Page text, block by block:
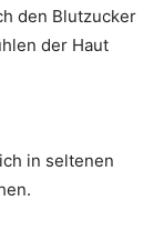
den Blutzucker
der Haut
in seltenen